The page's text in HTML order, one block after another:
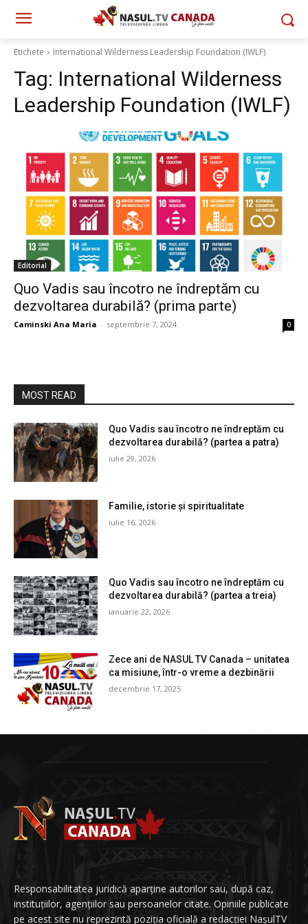
Etichete International Wilderness Leadership Foundation (IWLF)
Tag: International Wilderness
Leadership Foundation (IWLF)
Editorial
Quo Vadis sau încotro ne îndreptăm cu
dezvoltarea durabilă? (prima parte)
Caminski Ana Maria - septembrie 7, 2024 0
MOST READ
Quo Vadis sau încotro ne îndreptăm cu
dezvoltarea durabilă? (partea a patra)
iulie 29, 2026
Familie, istorie și spiritualitate
iulie 16, 2026
Quo Vadis sau încotro ne îndreptăm cu
dezvoltarea durabilă? (partea a treia)
ianuarie 22, 2026
Zece ani de NASUL TV Canada – unitatea
ca misiune, într-o vreme a dezbinării
decembrie 17, 2025
Responsabilitatea juridică aparține autorilor sau, după caz,
instituțiilor, agențiilor sau persoanelor citate. Opiniile publicate
pe acest site nu reprezintă poziția oficială a redacției NașulTV